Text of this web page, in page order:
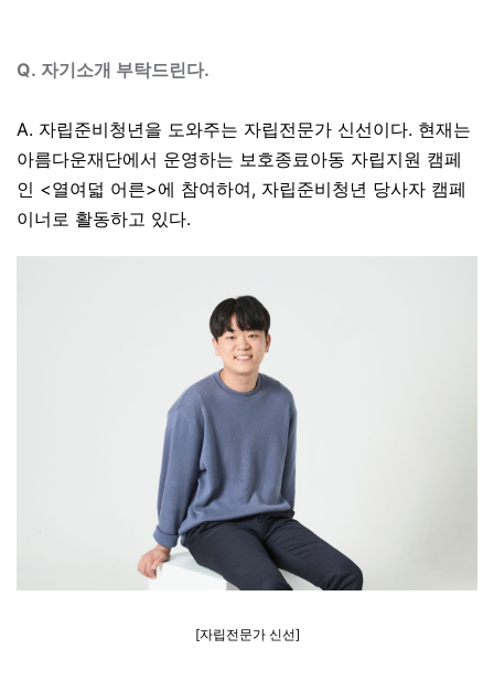
Q. 자기소개 부탁드린다.
A. 자립준비청년을 도와주는 자립전문가 신선이다. 현재는
아름다운재단에서 운영하는 보호종료아동 자립지원 캠페
인 <열여덟 어른>에 참여하여, 자립준비청년 당사자 캠페
이너로 활동하고 있다.
[자립전문가 신선]